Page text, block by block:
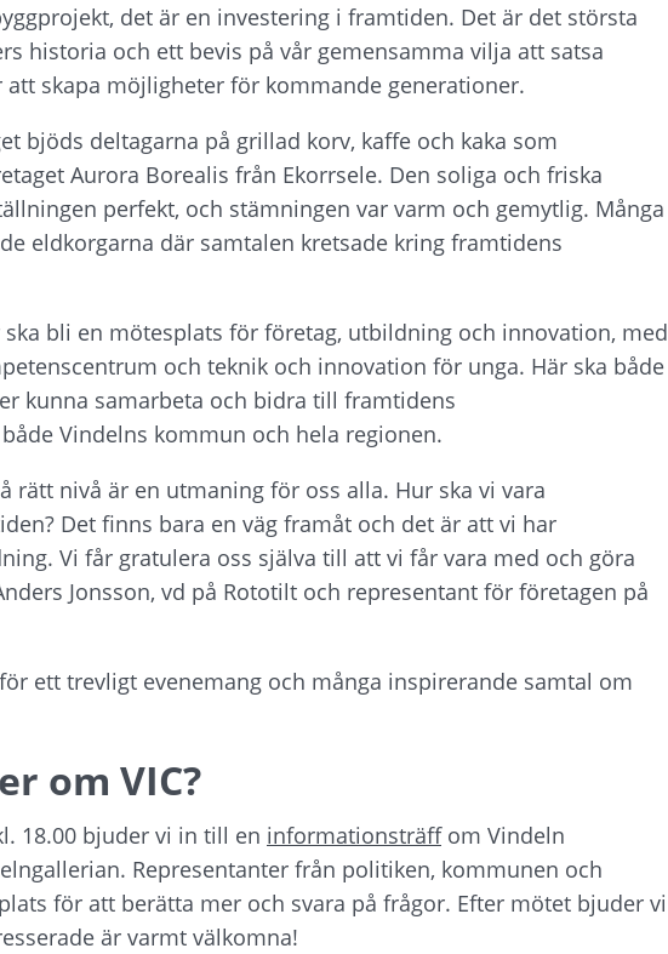
det är en investering i framtiden. Det är det största
historia och ett bevis på vår gemensamma vilja att satsa
skapa möjligheter för kommande generationer.
bjöds deltagarna på grillad korv, kaffe och kaka som
Aurora Borealis från Ekorrsele. Den soliga och friska
perfekt, och stämningen var varm och gemytlig. Många
eldkorgarna där samtalen kretsade kring framtidens
bli en mötesplats för företag, utbildning och innovation, med
och teknik och innovation för unga. Här ska både
kunna samarbeta och bidra till framtidens
Vindelns kommun och hela regionen.
rätt nivå är en utmaning för oss alla. Hur ska vi vara
Det finns bara en väg framåt och det är att vi har
Vi får gratulera oss själva till att vi får vara med och göra
Jonsson, vd på Rototilt och representant för företagen på
ett trevligt evenemang och många inspirerande samtal om
om VIC?
18.00 bjuder vi in till en informationsträff om Vindeln
Representanter från politiken, kommunen och
för att berätta mer och svara på frågor. Efter mötet bjuder vi
är varmt välkomna!